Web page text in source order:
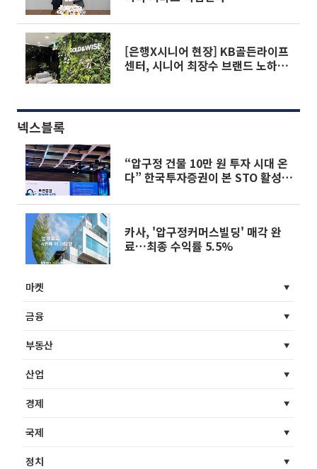
[은행X시니어 현장] KB골든라이프
센터, 시니어 최장수 브랜드 노하우
넥스블록
“압구정 건물 10만 원 투자 시대 온
다” 한국투자증권이 본 STO 활성화
카사, '압구정커머스빌딩' 매각 완
료…최종 수익률 5.5%
마켓
금융
부동산
산업
경제
국제
정치